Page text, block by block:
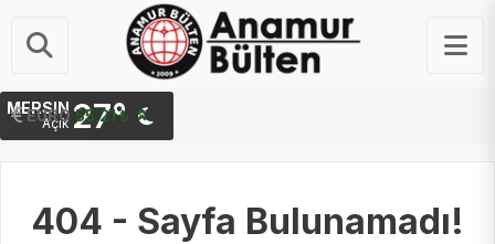
EURO
STERLIN 64.46 ₺
MERSIN
Açık 27°
404 - Sayfa Bulunamadı!